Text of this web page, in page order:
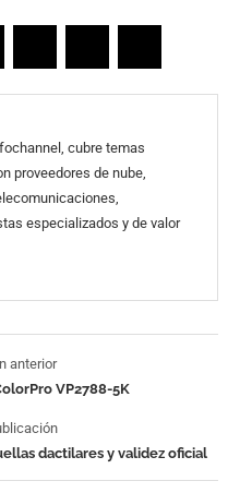
cubre temas
proveedores de nube,
especializados y de valor
anterior
VP2788-5K
dactilares y validez oficial